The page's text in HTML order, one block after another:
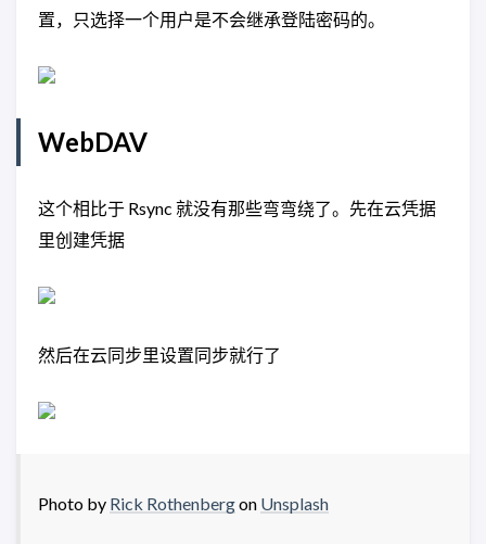
置，只选择一个用户是不会继承登陆密码的。
WebDAV
这个相比于 Rsync 就没有那些弯弯绕了。先在云凭据
里创建凭据
然后在云同步里设置同步就行了
Photo by Rick Rothenbergon Unsplash